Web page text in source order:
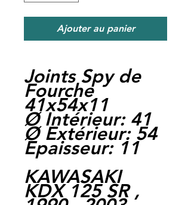
Ajouter au panier
Joints Spy de
Fourche
41x54x11
Ø Intérieur: 41
Ø Extérieur: 54
Epaisseur: 11
KAWASAKI
KDX 125 SR ,